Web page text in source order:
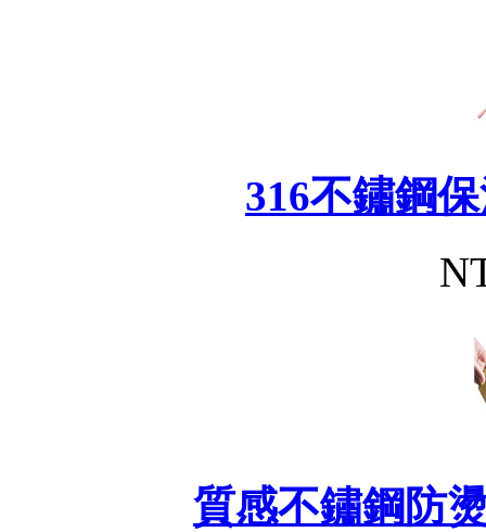
316不鏽鋼
質感不鏽鋼防